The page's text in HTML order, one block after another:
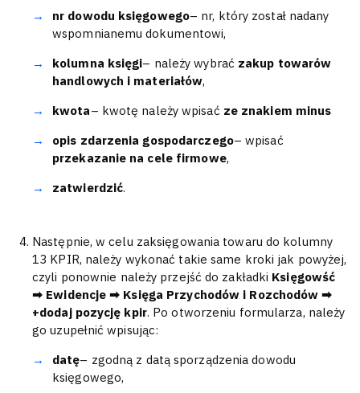
nr dowodu księgowego– nr, który został nadany
wspomnianemu dokumentowi,
kolumna księgi– należy wybrać zakup towarów
handlowych i materiałów,
kwota– kwotę należy wpisać ze znakiem minus
opis zdarzenia gospodarczego– wpisać
przekazanie na cele firmowe,
zatwierdzić.
Następnie, w celu zaksięgowania towaru do kolumny
13 KPIR, należy wykonać takie same kroki jak powyżej,
czyli ponownie należy przejść do zakładki Księgowść
➡ Ewidencje ➡ Księga Przychodów i Rozchodów ➡
+dodaj pozycję kpir. Po otworzeniu formularza, należy
go uzupełnić wpisując:
datę– zgodną z datą sporządzenia dowodu
księgowego,